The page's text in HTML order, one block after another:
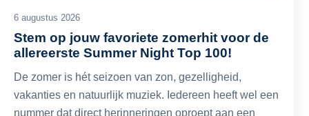
6 augustus 2026
Stem op jouw favoriete zomerhit voor de
allereerste Summer Night Top 100!
De zomer is hét seizoen van zon, gezelligheid,
vakanties en natuurlijk muziek. Iedereen heeft wel een
nummer dat direct herinneringen oproept aan een